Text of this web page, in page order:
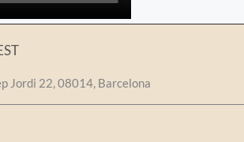
Jordi 22, 08014, Barcelona